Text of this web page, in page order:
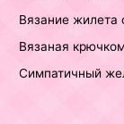
Вязание
Вязаная
Симпатичный